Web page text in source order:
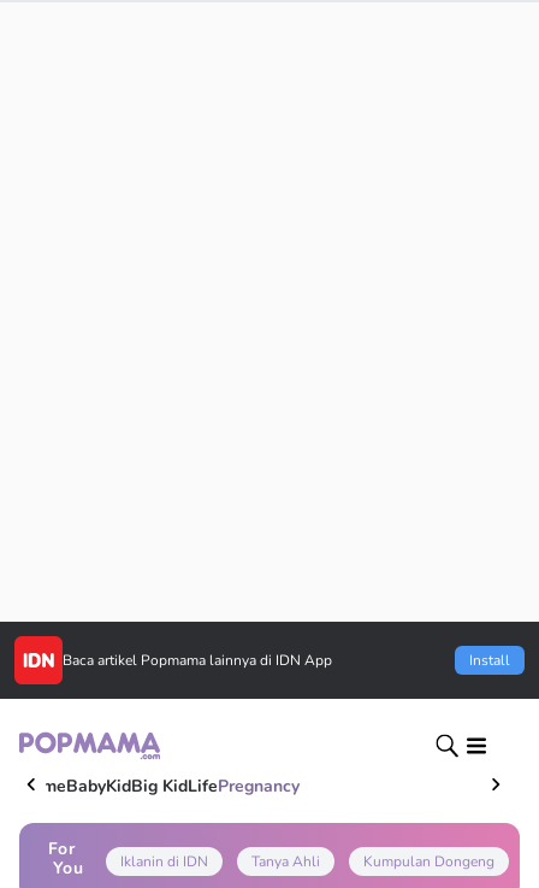
Baca artikel Popmama lainnya di IDN App Install
HomeBabyKidBig KidLifePregnancy
For
You
Iklanin di IDN Tanya Ahli Kumpulan Dongeng